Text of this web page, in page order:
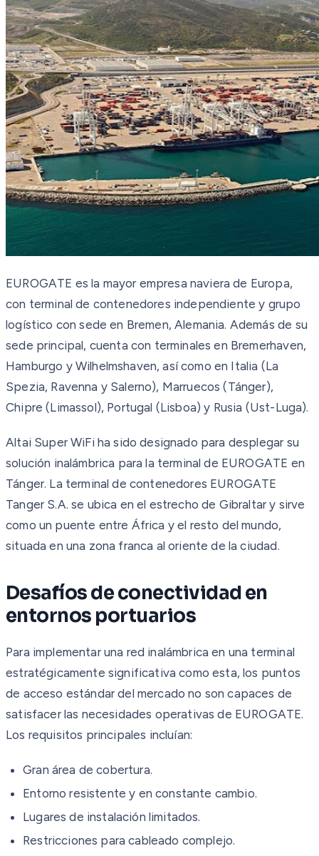
EUROGATE es la mayor empresa naviera de Europa,
con terminal de contenedores independiente y grupo
logístico con sede en Bremen, Alemania. Además de su
sede principal, cuenta con terminales en Bremerhaven,
Hamburgo y Wilhelmshaven, así como en Italia (La
Spezia, Ravenna y Salerno), Marruecos (Tánger),
Chipre (Limassol), Portugal (Lisboa) y Rusia (Ust-Luga).
Altai Super WiFi ha sido designado para desplegar su
solución inalámbrica para la terminal de EUROGATE en
Tánger. La terminal de contenedores EUROGATE
Tanger S.A. se ubica en el estrecho de Gibraltar y sirve
como un puente entre África y el resto del mundo,
situada en una zona franca al oriente de la ciudad.
Desafíos de conectividad en
entornos portuarios
Para implementar una red inalámbrica en una terminal
estratégicamente significativa como esta, los puntos
de acceso estándar del mercado no son capaces de
satisfacer las necesidades operativas de EUROGATE.
Los requisitos principales incluían:
Gran área de cobertura.
Entorno resistente y en constante cambio.
Lugares de instalación limitados.
Restricciones para cableado complejo.